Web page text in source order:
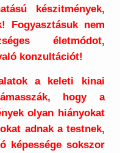
készitmények,
Fogyasztásuk nem
életmódot,
konzultációt!
a keleti kinai
hogy a
olyan hiányokat
adnak a testnek,
képessége sokszor